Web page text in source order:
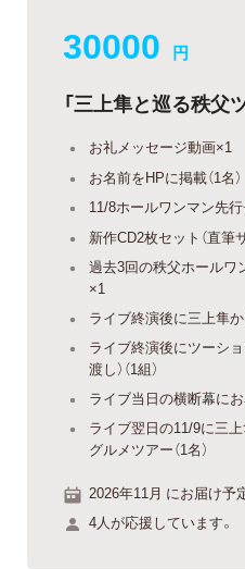
30000 円
「三上隼と巡る秩父
お礼メッセージ動画×1
お名前をHPに掲載（1名）
11/8ホールワンマン先行
新作CD2枚セット（直筆
過去3回の秩父ホールワ
×1
ライブ終演後に三上隼か
ライブ終演後にツーシ
渡し）（1組）
ライブ当日の横断幕にお
ライブ翌日の11/9に三
グルメツアー（1名）
2026年11月 にお届け予
4人が応援しています。